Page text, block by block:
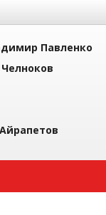
Павленко